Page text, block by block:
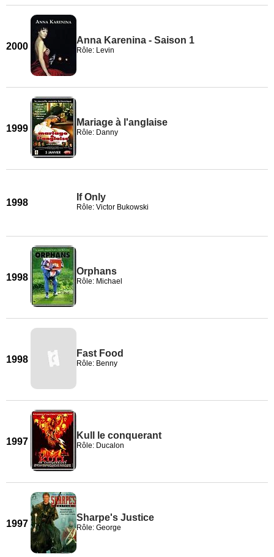
2000
Anna Karenina - Saison 1
Rôle: Levin
1999
Mariage à l'anglaise
Rôle: Danny
1998
If Only
Rôle: Victor Bukowski
1998
Orphans
Rôle: Michael
1998
Fast Food
Rôle: Benny
1997
Kull le conquerant
Rôle: Ducalon
1997
Sharpe's Justice
Rôle: George